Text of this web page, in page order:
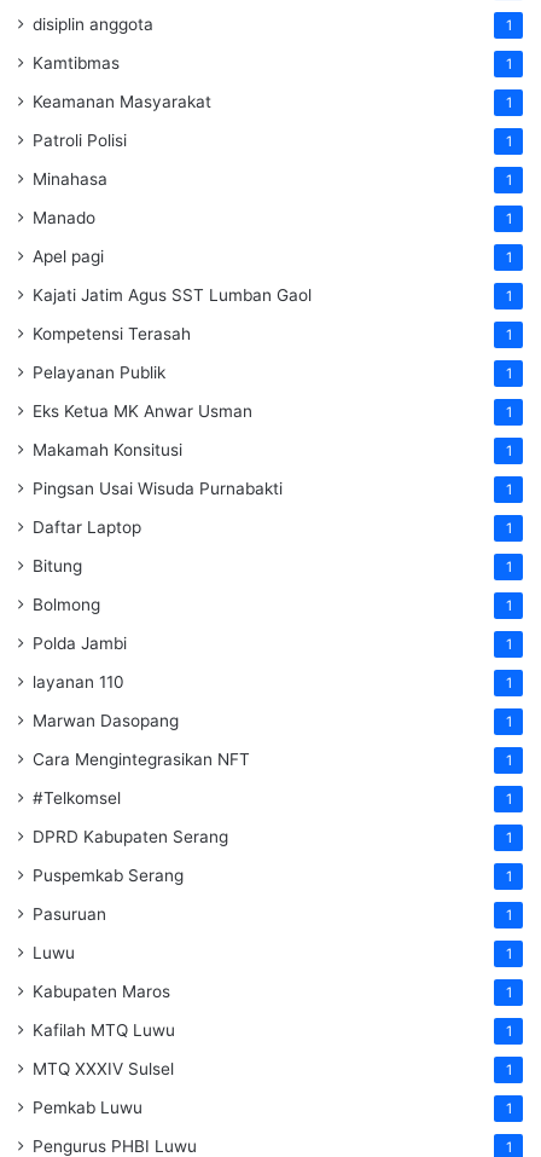
disiplin anggota 1
Kamtibmas 1
Keamanan Masyarakat 1
Patroli Polisi 1
Minahasa 1
Manado 1
Apel pagi 1
Kajati Jatim Agus SST Lumban Gaol 1
Kompetensi Terasah 1
Pelayanan Publik 1
Eks Ketua MK Anwar Usman 1
Makamah Konsitusi 1
Pingsan Usai Wisuda Purnabakti 1
Daftar Laptop 1
Bitung 1
Bolmong 1
Polda Jambi 1
layanan 110 1
Marwan Dasopang 1
Cara Mengintegrasikan NFT 1
#Telkomsel 1
DPRD Kabupaten Serang 1
Puspemkab Serang 1
Pasuruan 1
Luwu 1
Kabupaten Maros 1
Kafilah MTQ Luwu 1
MTQ XXXIV Sulsel 1
Pemkab Luwu 1
Pengurus PHBI Luwu 1